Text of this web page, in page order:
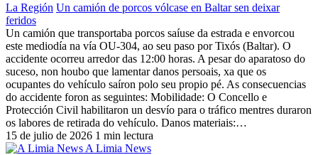
La Región Un camión de porcos vólcase en Baltar sen deixar
feridos
Un camión que transportaba porcos saíuse da estrada e envorcou
este mediodía na vía OU-304, ao seu paso por Tixós (Baltar). O
accidente ocorreu arredor das 12:00 horas. A pesar do aparatoso do
suceso, non houbo que lamentar danos persoais, xa que os
ocupantes do vehículo saíron polo seu propio pé. As consecuencias
do accidente foron as seguintes: Mobilidade: O Concello e
Protección Civil habilitaron un desvío para o tráfico mentres duraron
os labores de retirada do vehículo. Danos materiais:…
15 de julio de 2026 1 min lectura
A Limia News